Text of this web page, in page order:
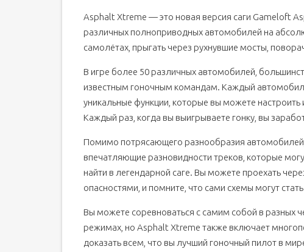
Asphalt Xtreme — это новая версия саги Gameloft
различных полноприводных автомобилей на
самолётах, прыгать через рухнувшие мосты,
В игре более 50 различных автомобилей,
известным гоночным командам. Каждый
уникальные функции, которые вы можете
Каждый раз, когда вы выигрываете гонку, вы
Помимо потрясающего разнообразия
впечатляющие разновидности треков, которые
найти в легендарной саге. Вы можете проехать
опасностями, и помните, что сами схемы могут
Вы можете соревноваться с самим собой в разных
режимах, но Asphalt Xtreme также включает
доказать всем, что вы лучший гоночный пилот в